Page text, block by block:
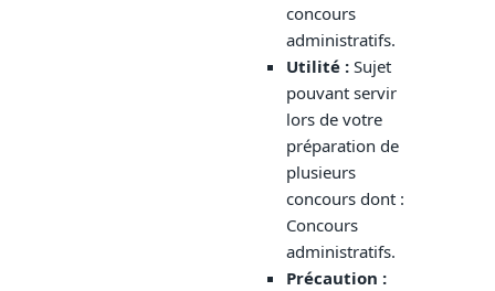
concours
administratifs.
Utilité : Sujet
pouvant servir
lors de votre
préparation de
plusieurs
concours dont :
Concours
administratifs.
Précaution :